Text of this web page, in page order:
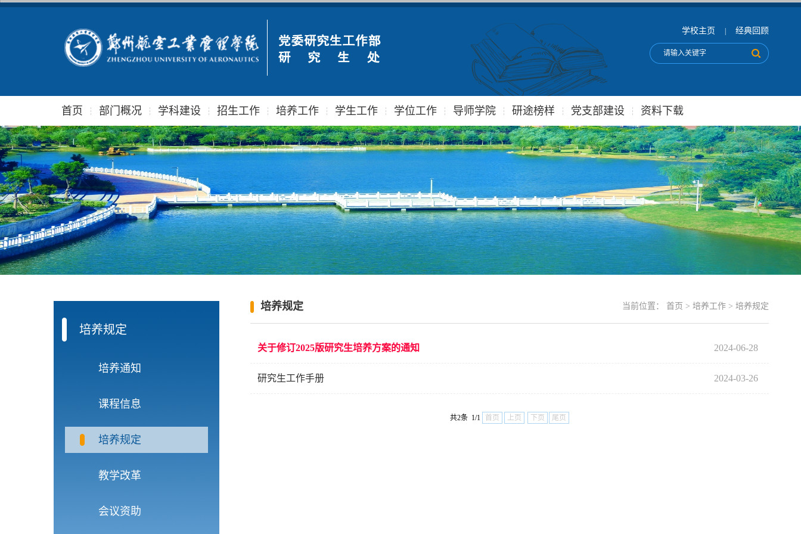
学校主页 经典回顾
首页 部门概况 学科建设 招生工作 培养工作 学生工作 学位工作 导师学院 研途榜样 党支部建设 资料下载
培养规定
培养通知
课程信息
培养规定
教学改革
会议资助
当前位置： 首页 > 培养工作 > 培养规定
培养规定
关于修订2025版研究生培养方案的通知 2024-06-28
研究生工作手册 2024-03-26
共2条 1/1 首页 上页 下页 尾页